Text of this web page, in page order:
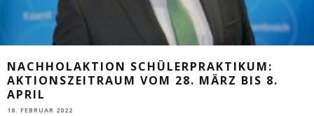
NACHHOLAKTION SCHÜLERPRAKTIKUM:
AKTIONSZEITRAUM VOM 28. MÄRZ BIS 8.
APRIL
18. FEBRUAR 2022